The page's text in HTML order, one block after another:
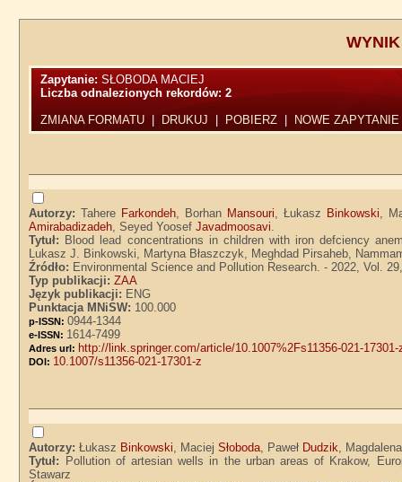
Zapytanie:SŁOBODA MACIEJ
Liczba odnalezionych rekordów:2
ZMIANA FORMATU
DRUKUJ POBIERZ NOWE ZAPYTANIE
Autorzy:Tahere Farkondeh, Borhan Mansouri, Łukasz Binkowski,
Amirabadizadeh, Seyed YoosefJavadmoosavi.
Tytuł: Blood lead concentrations in children with iron defciency
Lukasz J. Binkowski, Martyna Błaszczyk, Meghdad Pirsaheb,
Źródło: Environmental Science and Pollution Research. - 2022, Vol.
Typ publikacji:ZAA
Język publikacji: ENG
Punktacja MNiSW: 100.000
p-ISSN:0944-1344
e-ISSN: 1614-7499
Adres url: http://link.springer.com/article/10.1007%2Fs11356-021-17301-
DOI: 10.1007/s11356-021-17301-z
Autorzy:Łukasz Binkowski, MaciejSłoboda, Paweł Dudzik,
Tytuł:
Pollution of artesian wells in the urban areas of Krakow,
Stawarz